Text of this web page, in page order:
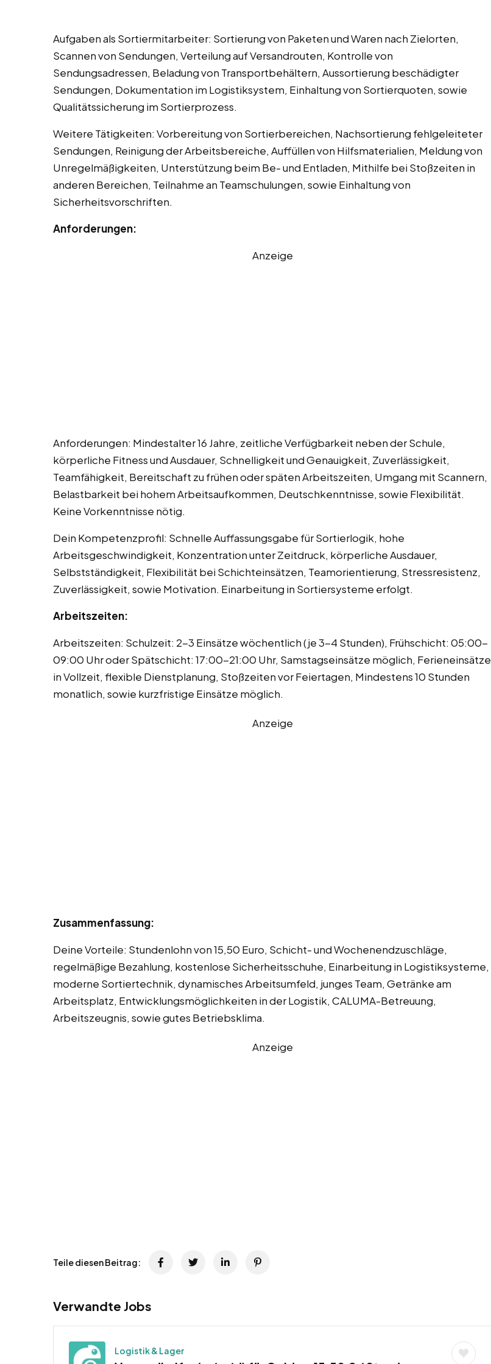
Aufgaben als Sortiermitarbeiter: Sortierung von Paketen und Waren nach Zielorten,
Scannen von Sendungen, Verteilung auf Versandrouten, Kontrolle von
Sendungsadressen, Beladung von Transportbehältern, Aussortierung beschädigter
Sendungen, Dokumentation im Logistiksystem, Einhaltung von Sortierquoten, sowie
Qualitätssicherung im Sortierprozess.
Weitere Tätigkeiten: Vorbereitung von Sortierbereichen, Nachsortierung fehlgeleiteter
Sendungen, Reinigung der Arbeitsbereiche, Auffüllen von Hilfsmaterialien, Meldung von
Unregelmäßigkeiten, Unterstützung beim Be- und Entladen, Mithilfe bei Stoßzeiten in
anderen Bereichen, Teilnahme an Teamschulungen, sowie Einhaltung von
Sicherheitsvorschriften.
Anforderungen:
Anzeige
Anforderungen: Mindestalter 16 Jahre, zeitliche Verfügbarkeit neben der Schule,
körperliche Fitness und Ausdauer, Schnelligkeit und Genauigkeit, Zuverlässigkeit,
Teamfähigkeit, Bereitschaft zu frühen oder späten Arbeitszeiten, Umgang mit Scannern,
Belastbarkeit bei hohem Arbeitsaufkommen, Deutschkenntnisse, sowie Flexibilität.
Keine Vorkenntnisse nötig.
Dein Kompetenzprofil: Schnelle Auffassungsgabe für Sortierlogik, hohe
Arbeitsgeschwindigkeit, Konzentration unter Zeitdruck, körperliche Ausdauer,
Selbstständigkeit, Flexibilität bei Schichteinsätzen, Teamorientierung, Stressresistenz,
Zuverlässigkeit, sowie Motivation. Einarbeitung in Sortiersysteme erfolgt.
Arbeitszeiten:
Arbeitszeiten: Schulzeit: 2-3 Einsätze wöchentlich (je 3-4 Stunden), Frühschicht: 05:00-
09:00 Uhr oder Spätschicht: 17:00-21:00 Uhr, Samstagseinsätze möglich, Ferieneinsätze
in Vollzeit, flexible Dienstplanung, Stoßzeiten vor Feiertagen, Mindestens 10 Stunden
monatlich, sowie kurzfristige Einsätze möglich.
Anzeige
Zusammenfassung:
Deine Vorteile: Stundenlohn von 15,50 Euro, Schicht- und Wochenendzuschläge,
regelmäßige Bezahlung, kostenlose Sicherheitsschuhe, Einarbeitung in Logistiksysteme,
moderne Sortiertechnik, dynamisches Arbeitsumfeld, junges Team, Getränke am
Arbeitsplatz, Entwicklungsmöglichkeiten in der Logistik, CALUMA-Betreuung,
Arbeitszeugnis, sowie gutes Betriebsklima.
Anzeige
Teile diesen Beitrag:
Verwandte Jobs
Logistik & Lager